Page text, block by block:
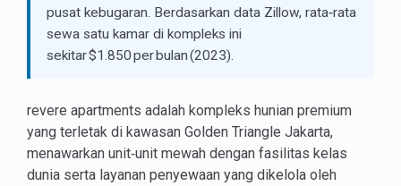
pusat kebugaran. Berdasarkan data Zillow, rata‑rata
sewa satu kamar di kompleks ini
sekitar $1.850 per bulan (2023).
revere apartments adalah kompleks hunian premium
yang terletak di kawasan Golden Triangle Jakarta,
menawarkan unit‑unit mewah dengan fasilitas kelas
dunia serta layanan penyewaan yang dikelola oleh